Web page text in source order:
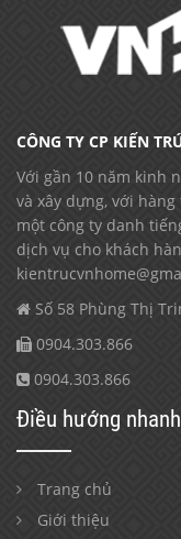
CÔNG TY CP KIẾN
Với gần 10 năm kinh
và xây dựng, với
một công ty danh
dịch vụ cho khách
Số 58 Phùng Thị
0904.303.866
0904.303.866
Điều hướng nhanh
Trang chủ
Giới thiệu